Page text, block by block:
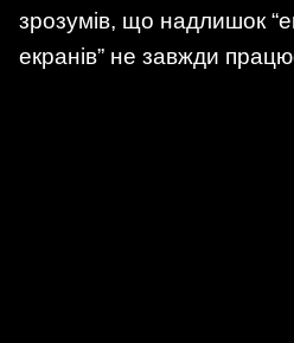
зрозумів, що надлишок
екранів” не завжди